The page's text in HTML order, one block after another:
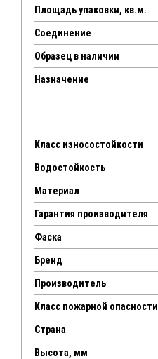
Площадь упаковки, кв.м.
Соединение
Образец в наличии
Назначение
Класс износостойкости
Водостойкость
Материал
Гарантия производителя
Фаска
Бренд
Производитель
Класс пожарной опасности
Страна
Высота, мм